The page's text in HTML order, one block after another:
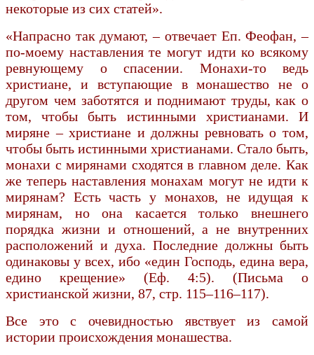
некоторые из сих статей».
«Напрасно так думают, – отвечает Еп. Феофан, –
по-моему наставления те могут идти ко всякому
ревнующему о спасении. Монахи-то ведь
христиане, и вступающие в монашество не о
другом чем заботятся и поднимают труды, как о
том, чтобы быть истинными христианами. И
миряне – христиане и должны ревновать о том,
чтобы быть истинными христианами. Стало быть,
монахи с мирянами сходятся в главном деле. Как
же теперь наставления монахам могут не идти к
мирянам? Есть часть у монахов, не идущая к
мирянам, но она касается только внешнего
порядка жизни и отношений, а не внутренних
расположений и духа. Последние должны быть
одинаковы у всех, ибо «един Господь, едина вера,
едино крещение» (Еф. 4:5). (Письма о
христианской жизни, 87, стр. 115–116–117).
Все это с очевидностью явствует из самой
истории происхождения монашества.